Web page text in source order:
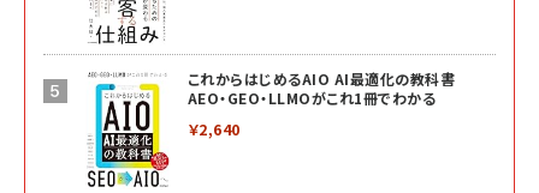
これからはじめるAIO AI最適化の教科書
AEO・GEO・LLMOがこれ1冊でわかる
￥2,640